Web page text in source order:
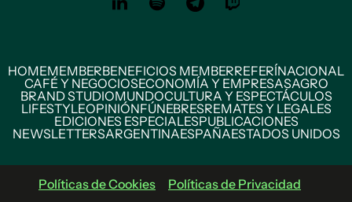
HOMEMEMBERBENEFICIOS MEMBERREFERÍNACIONAL
CAFÉ Y NEGOCIOSECONOMÍA Y EMPRESASAGRO
BRAND STUDIOMUNDOCULTURA Y ESPECTÁCULOS
LIFESTYLEOPINIÓNFÚNEBRESREMATES Y LEGALES
EDICIONES ESPECIALESPUBLICACIONES
NEWSLETTERSARGENTINAESPAÑAESTADOS UNIDOS
Políticas de Cookies Políticas de Privacidad